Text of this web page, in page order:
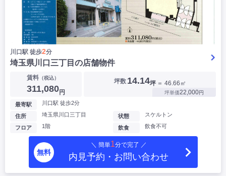
川口駅 徒歩2分
埼玉県川口三丁目の店舗物件
賃料 （税込）
311,080円
坪数 14.14坪 ＝ 46.66㎡
坪単価22,000円
最寄駅 川口駅 徒歩2分
住所 埼玉県川口三丁目
フロア 1階
状態 スケルトン
飲食 飲食不可
無料
＼ 簡単1分で完了 ／
内見予約・お問い合わせ